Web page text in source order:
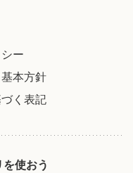
ー
本方針
く表記
使おう